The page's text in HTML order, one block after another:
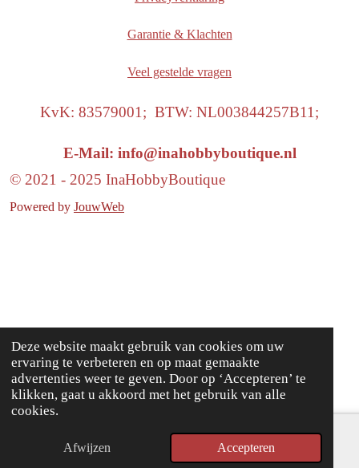
Deze website maakt gebruik van cookies om uw
ervaring te verbeteren en op maat gemaakte
advertenties weer te geven. Door op ‘Accepteren’ te
klikken, gaat u akkoord met het gebruik van alle
cookies.
Afwijzen Accepteren
Garantie & Klachten
Veel gestelde vragen
KvK: 83579001; BTW: NL003844257B11;
E-Mail: info@inahobbyboutique.nl
© 2021 - 2025 InaHobbyBoutique
Powered by JouwWeb
E-mailadres Facebook